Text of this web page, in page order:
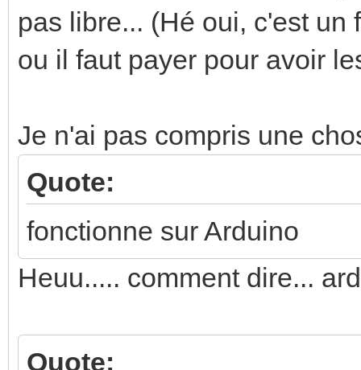
pas libre... (Hé oui, c'est
ou il faut payer pour avoir
Je n'ai pas compris une
Quote:
fonctionne sur Arduino
Heuu..... comment dire...
Quote: